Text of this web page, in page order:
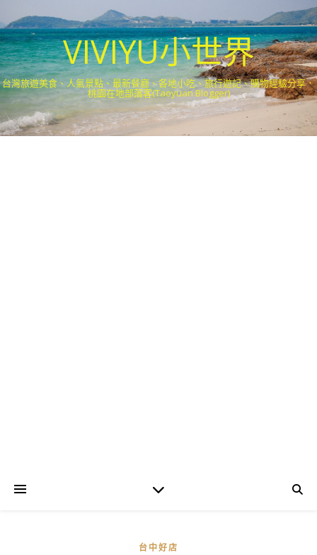
VIVIYU小世界
台灣旅遊美食、人氣景點、最新餐廳、各地小吃、旅行遊記、購物經驗分享．
桃園在地部落客(Taoyuan Blogger)
台中好店